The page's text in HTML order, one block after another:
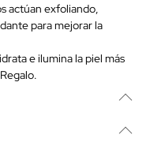
actúan exfoliando,
para mejorar la
e ilumina la piel más